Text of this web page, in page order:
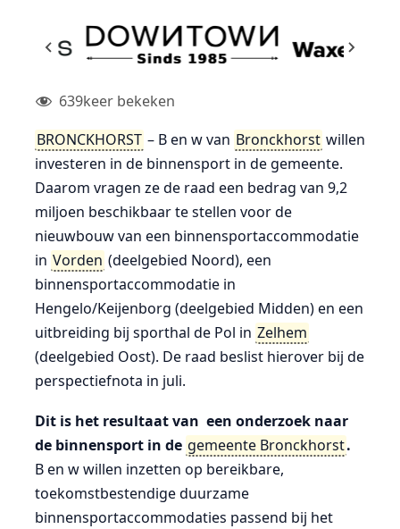
639keer bekeken
BRONCKHORST – B en w van Bronckhorst willen
investeren in de binnensport in de gemeente.
Daarom vragen ze de raad een bedrag van 9,2
miljoen beschikbaar te stellen voor de
nieuwbouw van een binnensportaccommodatie
in Vorden (deelgebied Noord), een
binnensportaccommodatie in
Hengelo/Keijenborg (deelgebied Midden) en een
uitbreiding bij sporthal de Pol in Zelhem
(deelgebied Oost). De raad beslist hierover bij de
perspectiefnota in juli.
Dit is het resultaat van een onderzoek naar
de binnensport in de gemeente Bronckhorst.
B en w willen inzetten op bereikbare,
toekomstbestendige duurzame
binnensportaccommodaties passend bij het